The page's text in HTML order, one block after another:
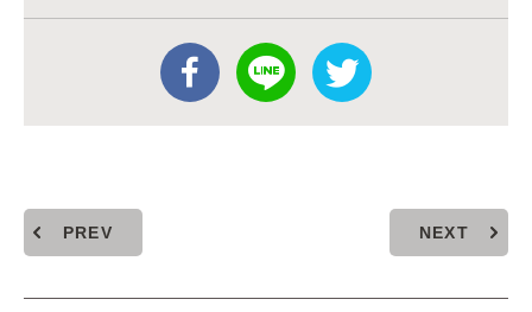
PREV NEXT